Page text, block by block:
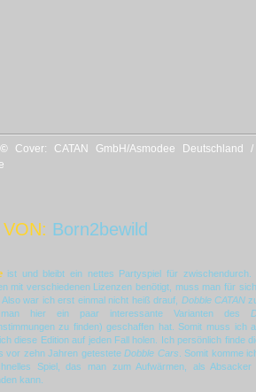
Cover: CATAN GmbH/Asmodee
Born2bewild
ist und bleibt ein nettes Partyspiel für
mit verschiedenen Lizenzen benötigt, muss man für
Also war ich erst einmal nicht heiß drauf, Dobble CATAN
hier ein paar interessante Varianten des
zu finden) geschaffen hat. Somit muss ich
diese Edition auf jeden Fall holen. Ich persönlich finde
vor zehn Jahren getesteteDobble Cars . Somit komme
Spiel, das man zum Aufwärmen, als
kann.